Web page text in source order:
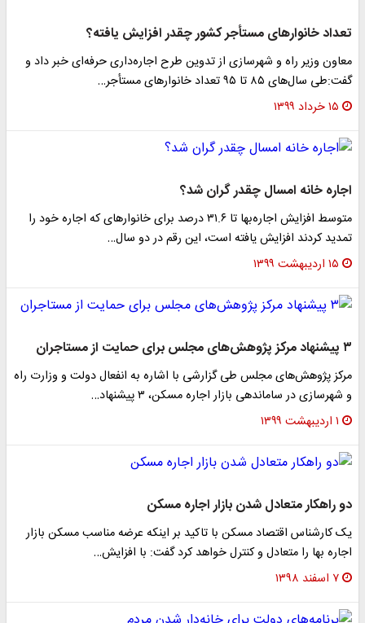
تعداد خانوار‌های مستأجر کشور چقدر افزایش یافته؟
معاون وزیر راه و شهرسازی از تدوین طرح اجاره‌داری حرفه‌ای خبر داد و
گفت:طی سال‌های ۸۵ تا ۹۵ تعداد خانوار‌های مستأجر…
۱۵ خرداد ۱۳۹۹
اجاره خانه امسال چقدر گران شد؟
متوسط افزایش اجاره‌بها تا ۳۱.۶ درصد برای خانوار‌های که اجاره خود را
تمدید کردند افزایش یافته است، این رقم در دو سال…
۱۵ اردیبهشت ۱۳۹۹
۳ پیشنهاد مرکز پژوهش‌های مجلس برای حمایت از مستاجران
مرکز پژوهش‌های مجلس طی گزارشی با اشاره به انفعال دولت و وزارت راه
و شهرسازی در ساماندهی بازار اجاره مسکن، ۳ پیشنهاد…
۱ اردیبهشت ۱۳۹۹
دو راهکار متعادل شدن بازار اجاره مسکن
یک کارشناس اقتصاد مسکن با تاکید بر اینکه عرضه مناسب مسکن بازار
اجاره بها را متعادل و کنترل خواهد کرد گفت: با افزایش…
۷ اسفند ۱۳۹۸